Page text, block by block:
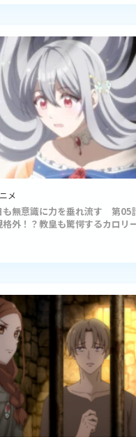
メ
も無意識に力を垂れ流す 第05
外！？教皇も驚愕するカロリ